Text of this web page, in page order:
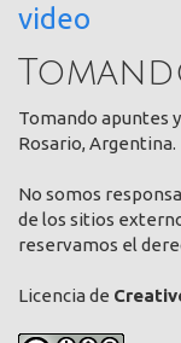
video
Tomando apuntes
Rosario, Argentina.
No somos
de los sitios
reservamos el
Licencia de